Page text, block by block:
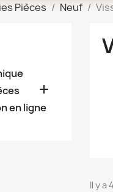
Pièces Neuf

en ligne
Il y a